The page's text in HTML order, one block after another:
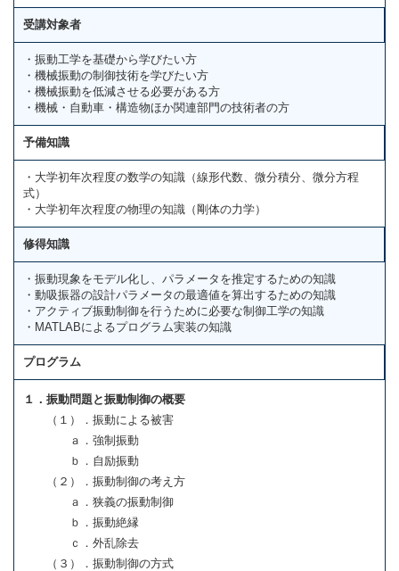
受講対象者
・振動工学を基礎から学びたい方
・機械振動の制御技術を学びたい方
・機械振動を低減させる必要がある方
・機械・自動車・構造物ほか関連部門の技術者の方
予備知識
・大学初年次程度の数学の知識（線形代数、微分積分、微分方程
式）
・大学初年次程度の物理の知識（剛体の力学）
修得知識
・振動現象をモデル化し、パラメータを推定するための知識
・動吸振器の設計パラメータの最適値を算出するための知識
・アクティブ振動制御を行うために必要な制御工学の知識
・MATLABによるプログラム実装の知識
プログラム
１．振動問題と振動制御の概要
（１）．振動による被害
ａ．強制振動
ｂ．自励振動
（２）．振動制御の考え方
ａ．狭義の振動制御
ｂ．振動絶縁
ｃ．外乱除去
（３）．振動制御の方式